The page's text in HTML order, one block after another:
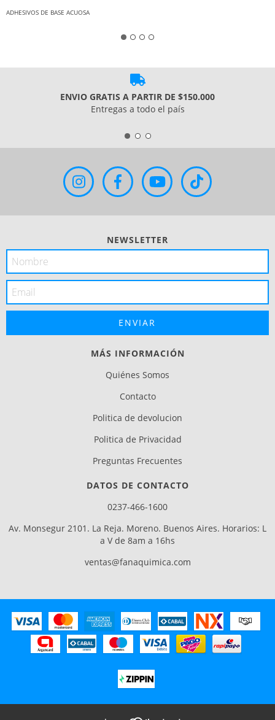
ADHESIVOS DE BASE ACUOSA
ENVIO GRATIS A PARTIR DE $150.000
Entregas a todo el país
NEWSLETTER
MÁS INFORMACIÓN
Quiénes Somos
Contacto
Politica de devolucion
Politica de Privacidad
Preguntas Frecuentes
DATOS DE CONTACTO
0237-466-1600
Av. Monsegur 2101. La Reja. Moreno. Buenos Aires. Horarios: L
a V de 8am a 16hs
ventas@fanaquimica.com